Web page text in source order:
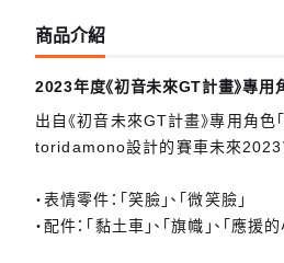
商品介紹
2023年度《初音未來GT計畫》專用
出自《初音未來GT計畫》專用角色
toridamono設計的賽車未來
・表情零件：「笑臉」、「微笑臉」
・配件：「黏土車」、「旗幟」、「應援